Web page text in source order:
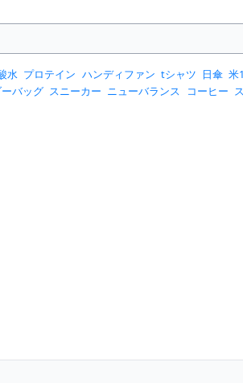
水 プロテイン ハンディファン tシャツ 日傘 米
バッグ スニーカー ニューバランス コーヒー